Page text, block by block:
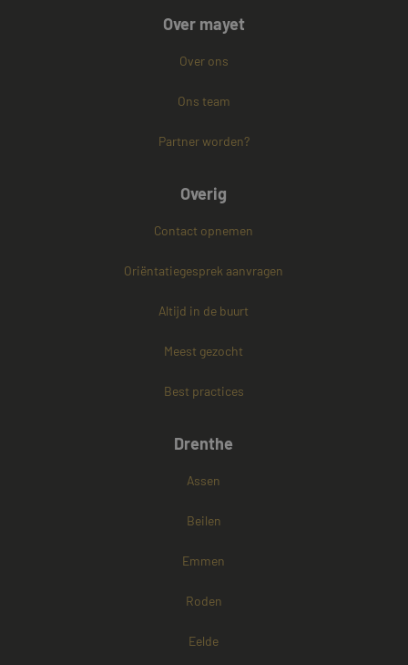
Over mayet
Over ons
Ons team
Partner worden?
Overig
Contact opnemen
Oriëntatiegesprek aanvragen
Altijd in de buurt
Meest gezocht
Best practices
Drenthe
Assen
Beilen
Emmen
Roden
Eelde